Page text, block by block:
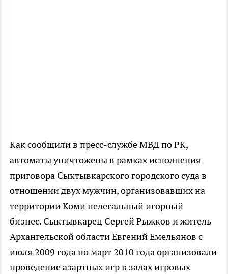
Как сообщили в пресс-службе МВД по РК,
автоматы уничтожены в рамках исполнения
приговора Сыктывкарского городского суда в
отношении двух мужчин, организовавших на
территории Коми нелегальный игорный
бизнес. Сыктывкарец Сергей Рыжков и житель
Архангельской области Евгений Емельянов с
июля 2009 года по март 2010 года организовали
проведение азартных игр в залах игровых